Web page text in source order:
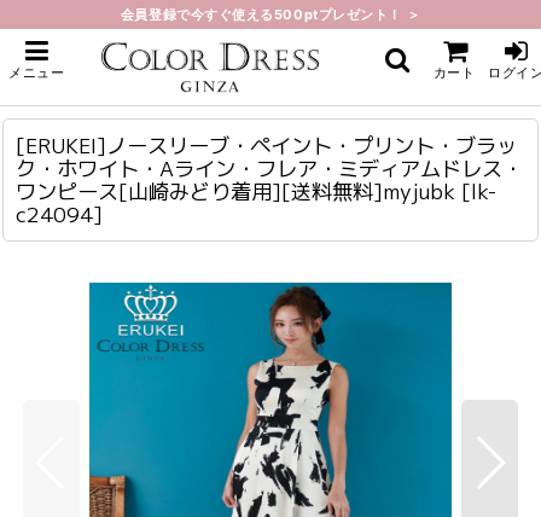
会員登録で今すぐ使える500ptプレゼント！ ＞
メニュー カート ログイ
ホーム > ミディアム
[ERUKEI]ノースリーブ・ペイント・プリント・ブラック・ホワイト・Aライ
ン・フレア・ミディアムドレス・ワンピース[山崎みどり着用][送料無料]myjubk
[ERUKEI]ノースリーブ・ペイント・プリント・ブラッ
ク・ホワイト・Aライン・フレア・ミディアムドレス・
ワンピース[山崎みどり着用][送料無料]myjubk [lk-
c24094]